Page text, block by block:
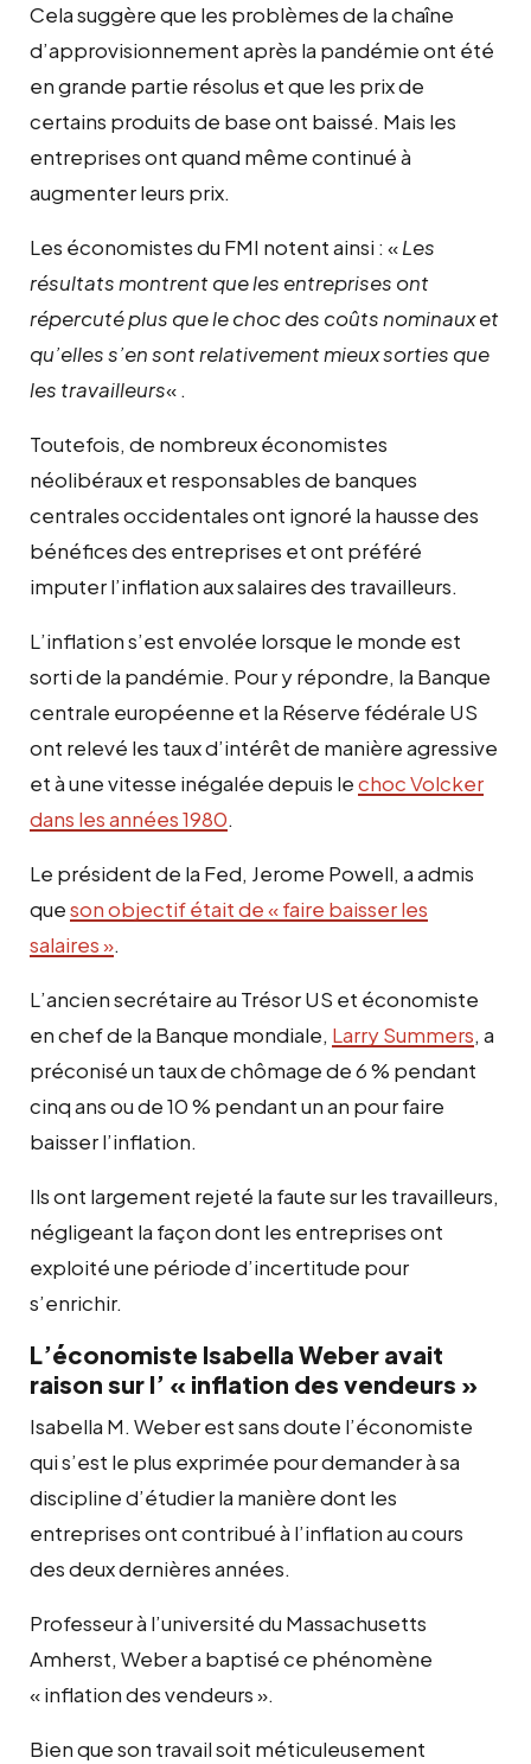
Cela suggère que les problèmes de la chaîne
d’approvisionnement après la pandémie ont été
en grande partie résolus et que les prix de
certains produits de base ont baissé. Mais les
entreprises ont quand même continué à
augmenter leurs prix.
Les économistes du FMI notent ainsi : «Les
résultats montrent que les entreprises ont
répercuté plus que le choc des coûts nominaux et
qu’elles s’en sont relativement mieux sorties que
les travailleurs« .
Toutefois, de nombreux économistes
néolibéraux et responsables de banques
centrales occidentales ont ignoré la hausse des
bénéfices des entreprises et ont préféré
imputer l’inflation aux salaires des travailleurs.
L’inflation s’est envolée lorsque le monde est
sorti de la pandémie. Pour y répondre, la Banque
centrale européenne et la Réserve fédérale US
ont relevé les taux d’intérêt de manière agressive
et à une vitesse inégalée depuis lechoc Volcker
dans les années 1980.
Le président de la Fed, Jerome Powell, a admis
queson objectif était de « faire baisser les
salaires ».
L’ancien secrétaire au Trésor US et économiste
en chef de la Banque mondiale, Larry Summers, a
préconisé un taux de chômage de 6 % pendant
cinq ans ou de 10 % pendant un an pour faire
baisser l’inflation.
Ils ont largement rejeté la faute sur les travailleurs,
négligeant la façon dont les entreprises ont
exploité une période d’incertitude pour
s’enrichir.
L’économiste Isabella Weber avait
raison sur l’ « inflation des vendeurs »
Isabella M. Weber est sans doute l’économiste
qui s’est le plus exprimée pour demander à sa
discipline d’étudier la manière dont les
entreprises ont contribué à l’inflation au cours
des deux dernières années.
Professeur à l’université du Massachusetts
Amherst, Weber a baptisé ce phénomène
« inflation des vendeurs ».
Bien que son travail soit méticuleusement